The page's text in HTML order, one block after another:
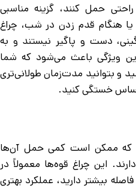
حمل کنند، گزینه مناسبی
هنگام قدم زدن در شب، چراغ
دست و پاگیر نیستند و به
ویژگی باعث می‌شود که شما
و بتوانید مدت‌زمان طولانی‌تری
خستگی کنید.
که ممکن است کمی حمل آن‌ها
این چراغ قوه‌ها معمولاً در
بیشتر دارید، عملکرد بهتری